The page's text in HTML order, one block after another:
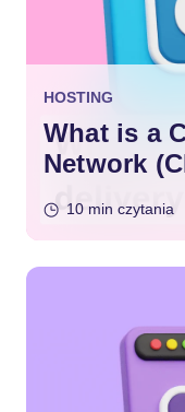
HOSTING
What is a
Network
10 min czytania